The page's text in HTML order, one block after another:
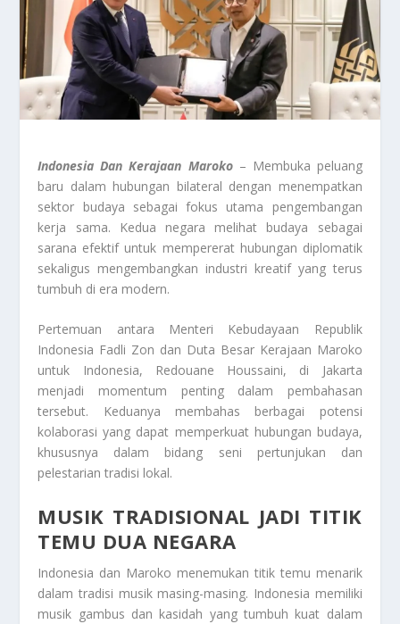
Indonesia Dan Kerajaan Maroko– Membuka peluang
baru dalam hubungan bilateral dengan menempatkan
sektor budaya sebagai fokus utama pengembangan
kerja sama. Kedua negara melihat budaya sebagai
sarana efektif untuk mempererat hubungan diplomatik
sekaligus mengembangkan industri kreatif yang terus
tumbuh di era modern.
Pertemuan antara Menteri Kebudayaan Republik
Indonesia Fadli Zon dan Duta Besar Kerajaan Maroko
untuk Indonesia, Redouane Houssaini, di Jakarta
menjadi momentum penting dalam pembahasan
tersebut. Keduanya membahas berbagai potensi
kolaborasi yang dapat memperkuat hubungan budaya,
khususnya dalam bidang seni pertunjukan dan
pelestarian tradisi lokal.
MUSIK TRADISIONAL JADI TITIK
TEMU DUA NEGARA
Indonesia dan Maroko menemukan titik temu menarik
dalam tradisi musik masing-masing. Indonesia memiliki
musik gambus dan kasidah yang tumbuh kuat dalam